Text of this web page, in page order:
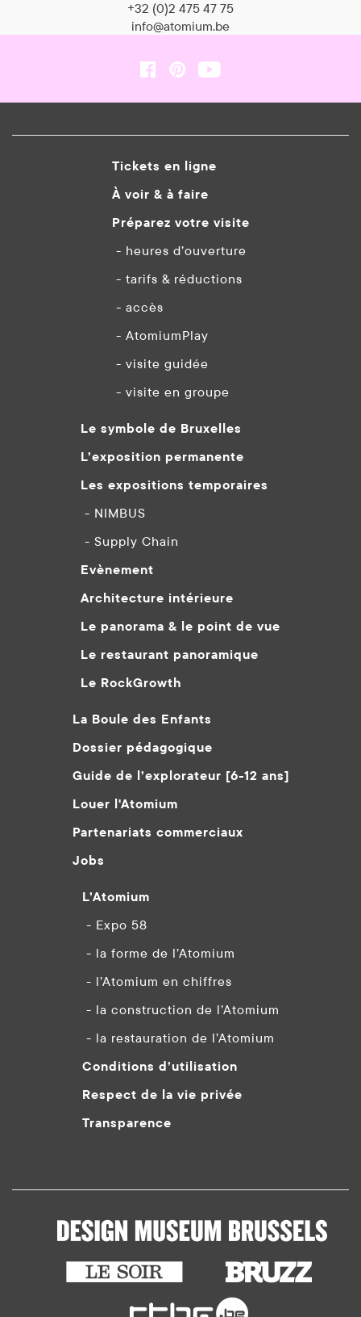
+32 (0)2 475 47 75
info@atomium.be
Tickets en ligne
À voir & à faire
Préparez votre visite
- heures d’ouverture
- tarifs & réductions
- accès
- AtomiumPlay
- visite guidée
- visite en groupe
Le symbole de Bruxelles
L’exposition permanente
Les expositions temporaires
- NIMBUS
- Supply Chain
Evènement
Architecture intérieure
Le panorama & le point de vue
Le restaurant panoramique
Le RockGrowth
La Boule des Enfants
Dossier pédagogique
Guide de l’explorateur [6-12 ans]
Louer l'Atomium
Partenariats commerciaux
Jobs
L’Atomium
- Expo 58
- la forme de l’Atomium
- l’Atomium en chiffres
- la construction de l’Atomium
- la restauration de l’Atomium
Conditions d’utilisation
Respect de la vie privée
Transparence